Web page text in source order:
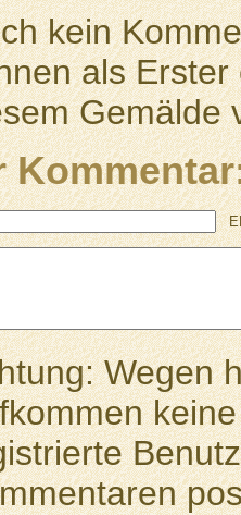
kein
als
Gemälde
Wegen